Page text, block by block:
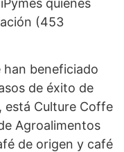
quienes
(453
han beneficiado
de éxito de
está Culture Coffe
Agroalimentos
de origen y café